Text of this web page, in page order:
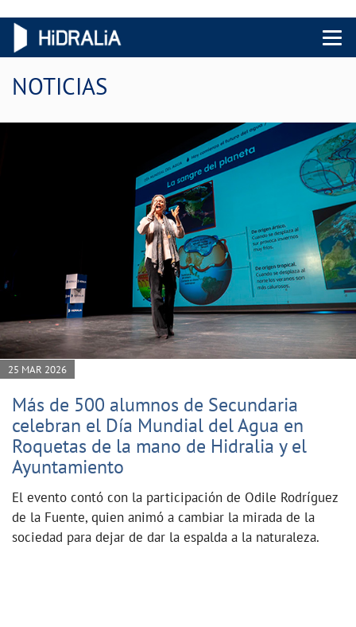
Menu
NOTICIAS
25 MAR 2026
Más de 500 alumnos de Secundaria
celebran el Día Mundial del Agua en
Roquetas de la mano de Hidralia y el
Ayuntamiento
El evento contó con la participación de Odile Rodríguez
de la Fuente, quien animó a cambiar la mirada de la
sociedad para dejar de dar la espalda a la naturaleza.